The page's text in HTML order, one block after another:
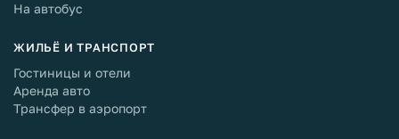
На автобус
ЖИЛЬЁ И ТРАНСПОРТ
Гостиницы и отели
Аренда авто
Трансфер в аэропорт